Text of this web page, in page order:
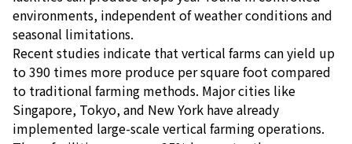
environments, independent of weather conditions and
seasonal limitations.
Recent studies indicate that vertical farms can yield up
to 390 times more produce per square foot compared
to traditional farming methods. Major cities like
Singapore, Tokyo, and New York have already
implemented large-scale vertical farming operations.